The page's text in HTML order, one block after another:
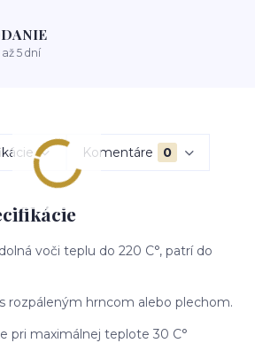
5 dní
Komentáre 0
voči teplu do 220 C°, patrí do
rozpáleným hrncom alebo plechom.
pri maximálnej teplote 30 C°